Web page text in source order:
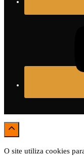
O site utiliza cookies